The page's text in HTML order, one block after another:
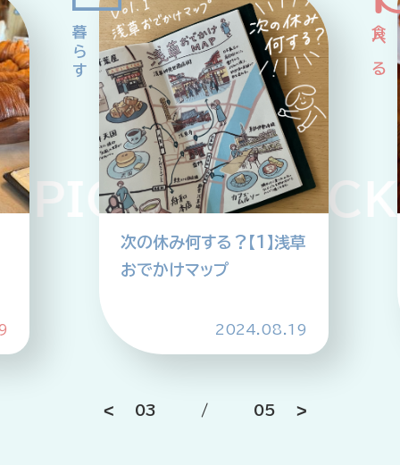
次の休み何する？【1】浅草
おでかけマップ
2024.08.19
03 / 05